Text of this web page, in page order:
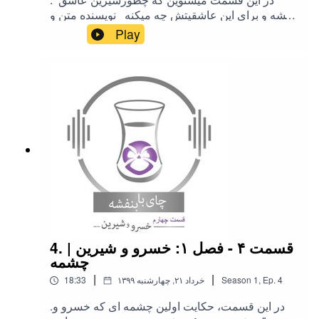
میشه و برای این عاشقیتش چه میکنه نویسنده متن و
راوی : بنفشه طاهریان مشاورادبی و فنی پادکست:
فرشید سادات شریفی آهنگسازو نوازنده
طراحی لوگو: هدیه لایق
Play
4. قسمت ۴ - فصل ۱: خسرو و شیرین |
چشمه
18:33 | ۱۳۹۹ خرداد ۲۱, چهارشنبه | Season 1, Ep. 4
.در این قسمت، حکایت اولین چشمه ای که خسرو و